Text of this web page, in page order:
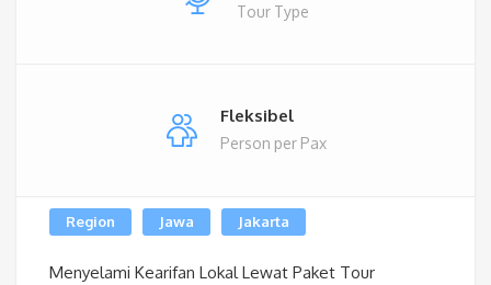
Tour Type
Fleksibel
Person per Pax
Region Jawa Jakarta
Menyelami Kearifan Lokal Lewat Paket Tour